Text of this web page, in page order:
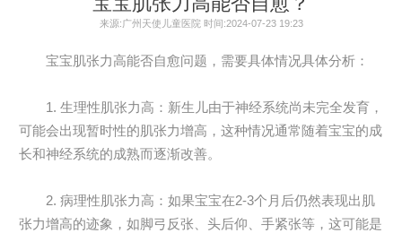
来源:广州天使儿童医院 时间:2024-07-23 19:23
宝宝肌张力高能否自愈问题，需要具体情况具体分析：
1. 生理性肌张力高：新生儿由于神经系统尚未完全发育，
可能会出现暂时性的肌张力增高，这种情况通常随着宝宝的成
长和神经系统的成熟而逐渐改善。
2. 病理性肌张力高：如果宝宝在2-3个月后仍然表现出肌
张力增高的迹象，如脚弓反张、头后仰、手紧张等，这可能是